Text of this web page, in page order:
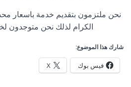
نحن ملتزمون بتقديم خدمة باسعار
الكرام لذلك نحن متوجدون
شارك هذا الموضوع:
فيس بوك X